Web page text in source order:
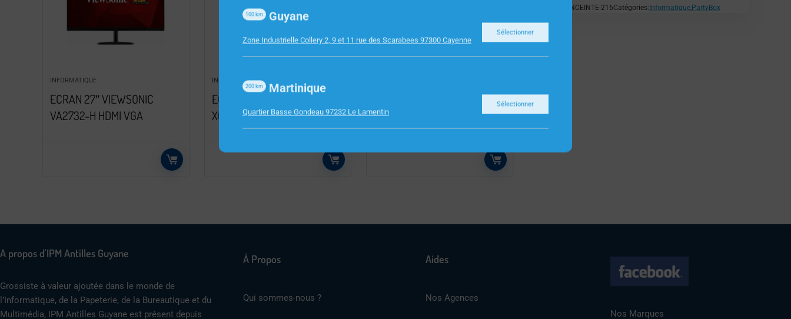
ENCEINTE-216Catégories:Informatique PartyBox
INFORMATIQUE
ECRAN 27″ VIEWSONIC
VA2732-H HDMI VGA
INFORMATIQUE
ECRAN 49″ INCURVE ASUS
XG49VQ
CLAVIER CHERRY KC4500
ERGO USB NOIR
A propos d'IPM Antilles Guyane
Grossiste à valeur ajoutée dans le monde de
l’Informatique, de la Papeterie, de la Bureautique et du
Multimédia, IPM Antilles Guyane est présent depuis
À Propos
Qui sommes-nous ?
Aides
Nos Agences
Nos Marques
Guyane
100 km
Zone Industrielle Collery 2, 9 et 11 rue des Scarabees 97300 Cayenne
Sélectionner
Martinique
200 km
Quartier Basse Gondeau 97232 Le Lamentin
Sélectionner